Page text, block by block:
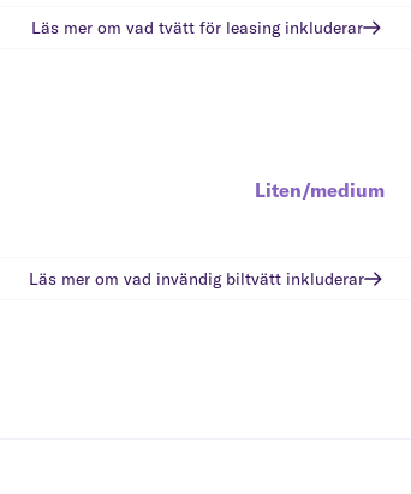
Läs mer om vad tvätt för leasinginkluderar
Liten/medium
Läs mer om vad invändig biltvätt inkluderar